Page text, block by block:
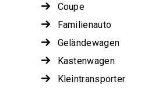
Coupe
Familienauto
Geländewagen
Kastenwagen
Kleintransporter